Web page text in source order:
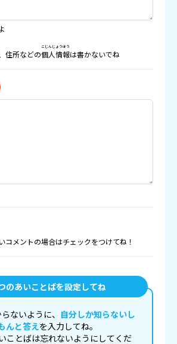
住所などの個人情報
こじんじょうほう
は書かないでね
メントの場合はチェックをつけてね！
のあいことばを設定してね
ないように、 自分しか知らないし
んと答えを入力してね。
ことばは忘れないようにしてくだ